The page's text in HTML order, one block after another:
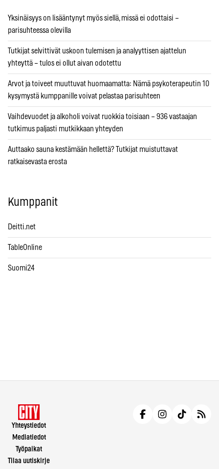
Yksinäisyys on lisääntynyt myös siellä, missä ei odottaisi –
parisuhteessa olevilla
Tutkijat selvittivät uskoon tulemisen ja analyyttisen ajattelun
yhteyttä – tulos ei ollut aivan odotettu
Arvot ja toiveet muuttuvat huomaamatta: Nämä psykoterapeutin 10
kysymystä kumppanille voivat pelastaa parisuhteen
Vaihdevuodet ja alkoholi voivat ruokkia toisiaan – 936 vastaajan
tutkimus paljasti mutkikkaan yhteyden
Auttaako sauna kestämään hellettä? Tutkijat muistuttavat
ratkaisevasta erosta
Kumppanit
Deitti.net
TableOnline
Suomi24
Yhteystiedot
Mediatiedot
Työpaikat
Tilaa uutiskirje